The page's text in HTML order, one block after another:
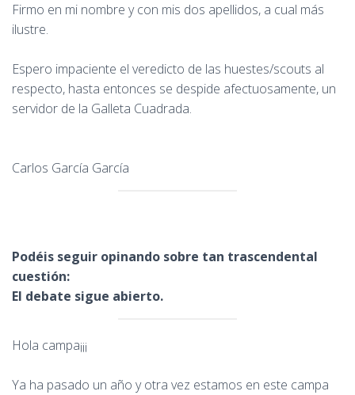
Firmo en mi nombre y con mis dos apellidos, a cual más
ilustre.
Espero impaciente el veredicto de las huestes/scouts al
respecto, hasta entonces se despide afectuosamente, un
servidor de la Galleta Cuadrada.
Carlos García García
Podéis seguir opinando sobre tan trascendental
cuestión:
El debate sigue abierto.
Hola campa¡¡¡
Ya ha pasado un año y otra vez estamos en este campa